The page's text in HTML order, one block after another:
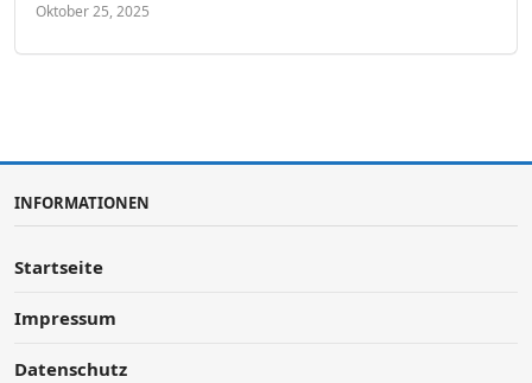
Oktober 25, 2025
INFORMATIONEN
Startseite
Impressum
Datenschutz